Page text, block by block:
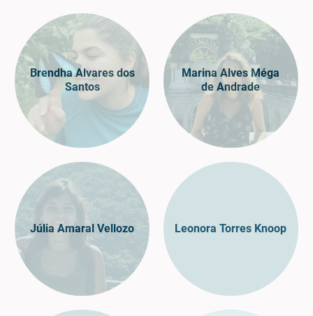
Brendha Alvares dos
Santos
Marina Alves Méga
de Andrade
Júlia Amaral Vellozo Leonora Torres Knoop